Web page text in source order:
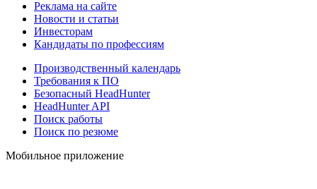
Реклама на сайте
Новости и статьи
Инвесторам
Кандидаты по профессиям
Производственный календарь
Требования к ПО
Безопасный HeadHunter
HeadHunter API
Поиск работы
Поиск по резюме
Мобильное приложение